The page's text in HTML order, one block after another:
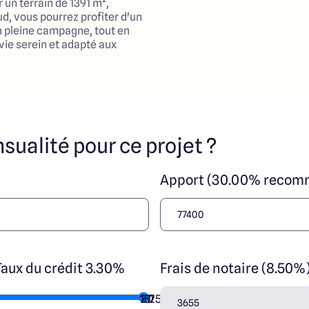
terrain de 1391 m²,
vous pourrez profiter d'un
campagne, tout en
serein et adapté aux
chambres qui garantiront à
son intimité. Le garage
aisée tout en libérant de
pompe à chaleur, soucieux
aux finitions soignées
en alliant modernité et
pour ce projet ?
Apport (30.00%
du crédit 3.30%
7
10
15
2025
Frais de notaire